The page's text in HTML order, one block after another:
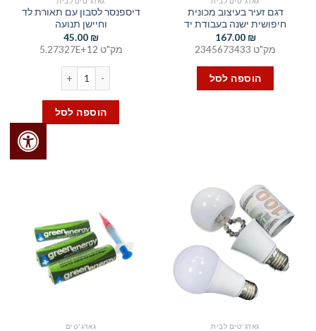
דגם זעיר בעיצוב מכונית
חיפושית ישנה בעבודת יד
167.00 ₪
מק"ט 2345673433
הוספה לסל
דיספנסר לסבון עם תאורת לד
וחיישן תנועה
45.00 ₪
מק"ט 5.27327E+12
כמות של דיספנסר לסבון עם
הוספה לסל
גאדג'טים לבית גאדג'טים